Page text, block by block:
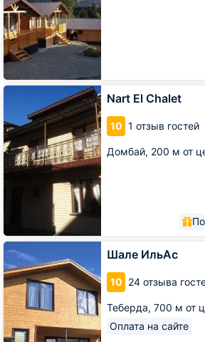
Nart El Chalet
10 1 отзыв гостей
Домбай, 200 м от
Nart
Chalet
Шале ИльАс
10 24 отзыва
Теберда, 700 м от
Оплата на сайте
Шале
ИльАс